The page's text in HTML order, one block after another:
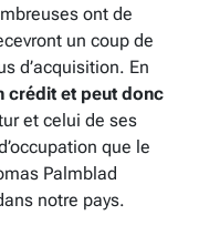
ont de
un coup de
d’acquisition. En
crédit et peut donc
et celui de ses
que le
Palmblad
notre pays.